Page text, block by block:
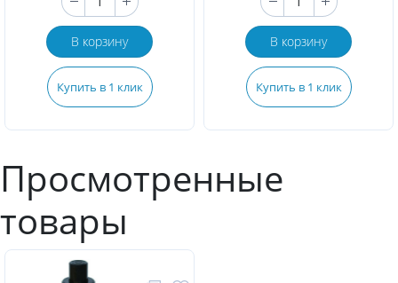
В корзину
Купить в 1 клик
В корзину
Купить в 1 клик
Просмотренные
товары